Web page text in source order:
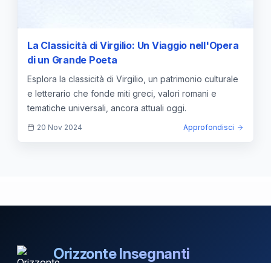
La Classicità di Virgilio: Un Viaggio nell'Opera
di un Grande Poeta
Esplora la classicità di Virgilio, un patrimonio culturale
e letterario che fonde miti greci, valori romani e
tematiche universali, ancora attuali oggi.
20 Nov 2024 Approfondisci
Orizzonte Insegnanti